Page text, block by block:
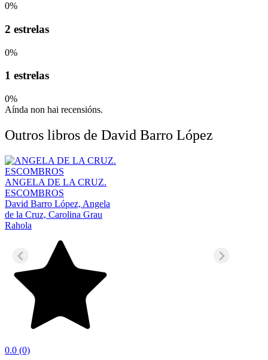
0%
2 estrelas
0%
1 estrelas
0%
Aínda non hai recensións.
Outros libros de David Barro López
ANGELA DE LA CRUZ.
ESCOMBROS
David Barro López, Angela
de la Cruz, Carolina Grau
Rahola
0.0 (0)